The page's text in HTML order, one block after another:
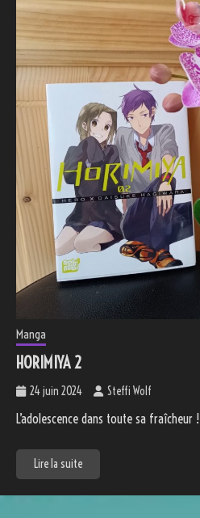
Manga
HORIMIYA 2
24 juin 2024 Steffi Wolf
L’adolescence dans toute sa fraîcheur !
Lire la suite